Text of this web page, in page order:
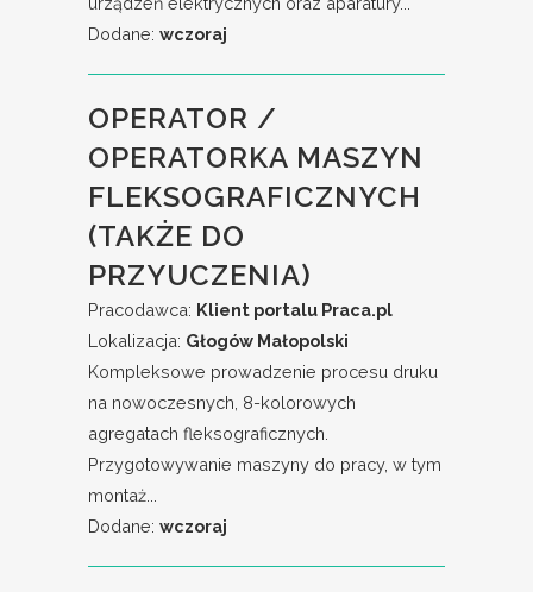
Dodane: wczoraj
OPERATOR /
OPERATORKA MASZYN
FLEKSOGRAFICZNYCH
(TAKŻE DO
PRZYUCZENIA)
Pracodawca: Klient portalu Praca.pl
Lokalizacja: Głogów Małopolski
Kompleksowe prowadzenie procesu druku
na nowoczesnych, 8-kolorowych
agregatach fleksograficznych.
Przygotowywanie maszyny do pracy, w tym
montaż...
Dodane: wczoraj